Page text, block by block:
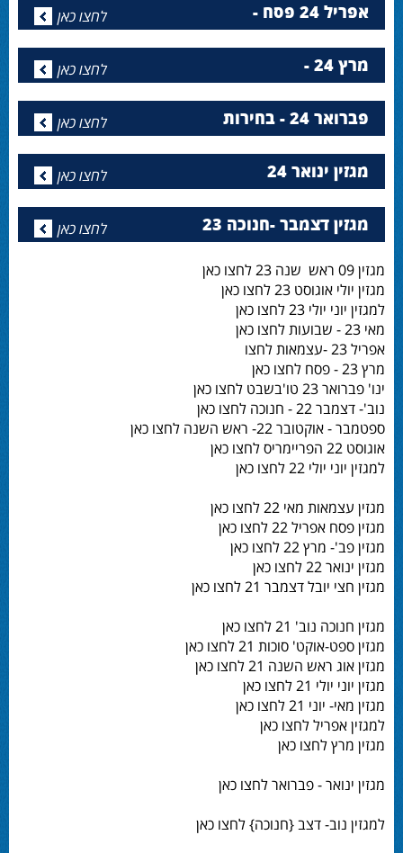
אפריל 24 פסח - לחצו כאן
מרץ 24 - לחצו כאן
פברואר 24 - בחירות לחצו כאן
מגזין ינואר 24 לחצו כאן
מגזין דצמבר -חנוכה 23 לחצו כאן
מגזין 09 ראש שנה 23 לחצו כאן
מגזין יולי אוגוסט 23 לחצו כאן
למגזין יוני יולי 23 לחצו כאן
מאי 23 - שבועות לחצו כאן
אפריל 23 -עצמאות לחצו
מרץ 23 - פסח לחצו כאן
ינו' פברואר 23 טו'בשבט לחצו כאן
נוב'- דצמבר 22 - חנוכה לחצו כאן
ספטמבר - אוקטובר 22- ראש השנה לחצו כאן
אוגוסט 22 הפריימריס לחצו כאן
למגזין יוני יולי 22 לחצו כאן
מגזין עצמאות מאי 22 לחצו כאן
מגזין פסח אפריל 22 לחצו כאן
מגזין פב'- מרץ 22 לחצו כאן
מגזין ינואר 22 לחצו כאן
מגזין חצי יובל דצמבר 21 לחצו כאן
מגזין חנוכה נוב' 21 לחצו כאן
מגזין ספט-אוקט' סוכות 21 לחצו כאן
מגזין אוג ראש השנה 21 לחצו כאן
מגזין יוני יולי 21 לחצו כאן
מגזין מאי- יוני 21 לחצו כאן
למגזין אפריל לחצו כאן
מגזין מרץ לחצו כאן
מגזין ינואר - פברואר לחצו כאן
למגזין נוב- דצב {חנוכה} לחצו כאן